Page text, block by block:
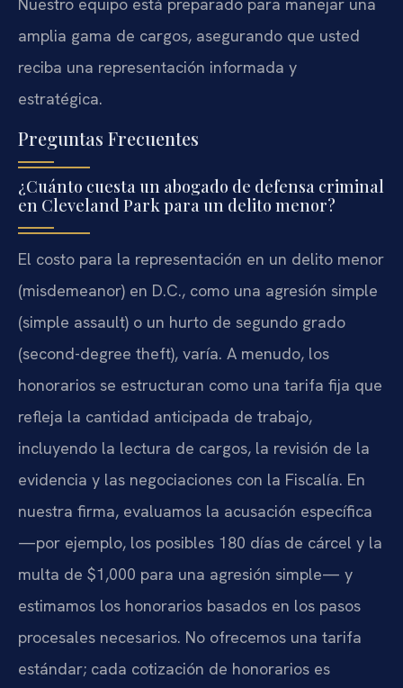
Nuestro equipo está preparado para manejar una
amplia gama de cargos, asegurando que usted
reciba una representación informada y
estratégica.
Preguntas Frecuentes
¿Cuánto cuesta un abogado de defensa criminal
en Cleveland Park para un delito menor?
El costo para la representación en un delito menor
(misdemeanor) en D.C., como una agresión simple
(simple assault) o un hurto de segundo grado
(second-degree theft), varía. A menudo, los
honorarios se estructuran como una tarifa fija que
refleja la cantidad anticipada de trabajo,
incluyendo la lectura de cargos, la revisión de la
evidencia y las negociaciones con la Fiscalía. En
nuestra firma, evaluamos la acusación específica
—por ejemplo, los posibles 180 días de cárcel y la
multa de $1,000 para una agresión simple— y
estimamos los honorarios basados en los pasos
procesales necesarios. No ofrecemos una tarifa
estándar; cada cotización de honorarios es